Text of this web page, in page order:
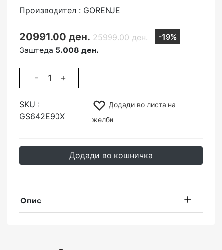
Производител : GORENJE
20991.00 ден. 25999.00 ден.
-19%
Заштеда 5.008 ден.
- +
SKU :
GS642E90X
Додади во листа на
желби
Додади во кошничка
Опис